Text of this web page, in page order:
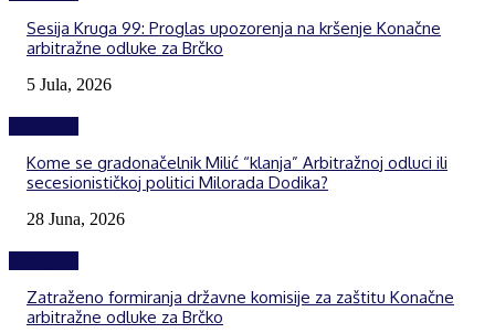
Sesija Kruga 99: Proglas upozorenja na kršenje Konačne
arbitražne odluke za Brčko
5 Jula, 2026
Kome se gradonačelnik Milić “klanja” Arbitražnoj odluci ili
secesionističkoj politici Milorada Dodika?
28 Juna, 2026
Zatraženo formiranja državne komisije za zaštitu Konačne
arbitražne odluke za Brčko